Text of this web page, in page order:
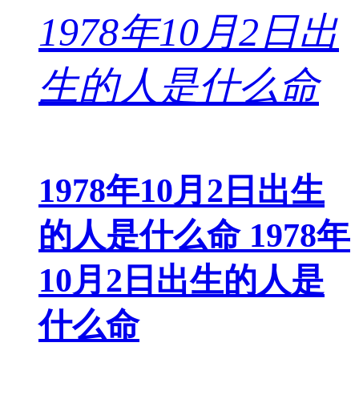
1978年10月2日出生
的人是什么命 1978年
10月2日出生的人是
什么命